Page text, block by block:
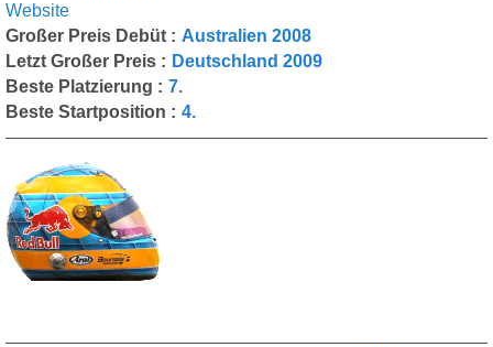
Website
Großer Preis Debüt : Australien 2008
Letzt Großer Preis : Deutschland 2009
Beste Platzierung : 7.
Beste Startposition : 4.